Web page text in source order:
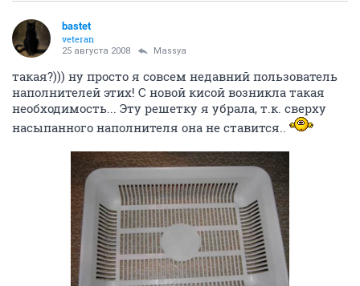
bastet
veteran
25 августа 2008 Massya
такая?))) ну просто я совсем недавний пользователь
наполнителей этих! С новой кисой возникла такая
необходимость... Эту решетку я убрала, т.к. сверху
насыпанного наполнителя она не ставится..